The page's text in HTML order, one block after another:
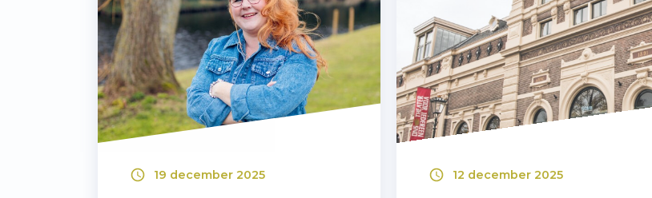
19 december 2025 12 december 2025